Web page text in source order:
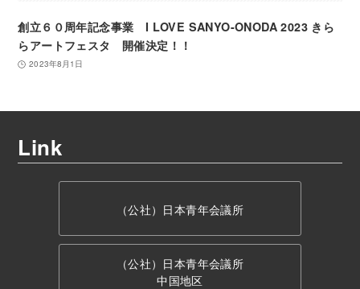
創立６０周年記念事業 I LOVE SANYO-ONODA 2023 きら
らアートフェスタ 開催決定！！
2023年8月1日
Link
（公社）日本青年会議所
（公社）日本青年会議所
中国地区